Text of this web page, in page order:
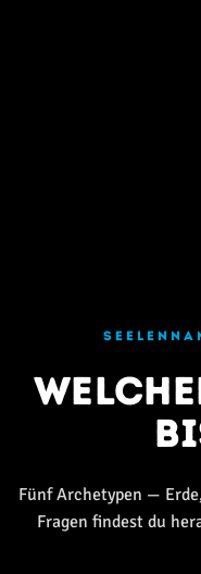
Fünf Archetypen —
Fragen findest du